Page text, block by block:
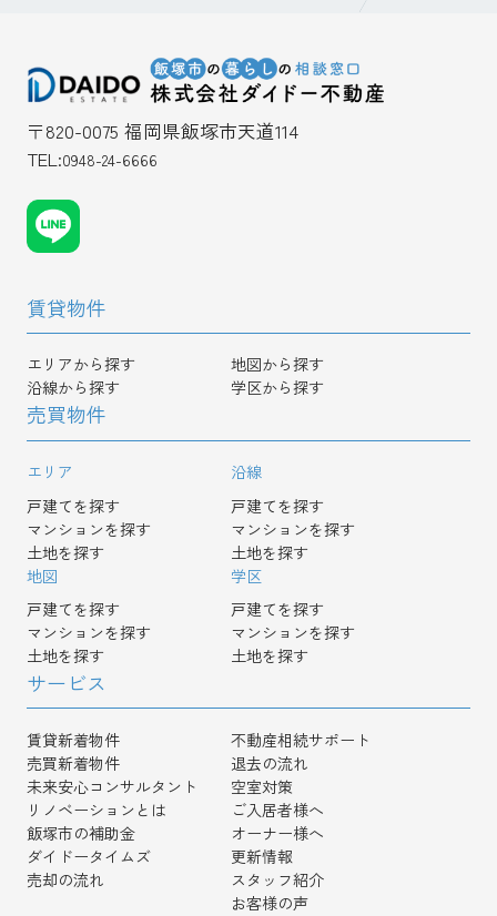
〒820-0075 福岡県飯塚市天道114
TEL:0948-24-6666
賃貸物件
エリアから探す
地図から探す
沿線から探す
学区から探す
売買物件
エリア
戸建てを探す
マンションを探す
土地を探す
沿線
戸建てを探す
マンションを探す
土地を探す
地図
戸建てを探す
マンションを探す
土地を探す
学区
戸建てを探す
マンションを探す
土地を探す
サービス
賃貸新着物件
売買新着物件
未来安心コンサルタント
リノベーションとは
飯塚市の補助金
ダイドータイムズ
売却の流れ
不動産相続サポート
退去の流れ
空室対策
ご入居者様へ
オーナー様へ
更新情報
スタッフ紹介
お客様の声